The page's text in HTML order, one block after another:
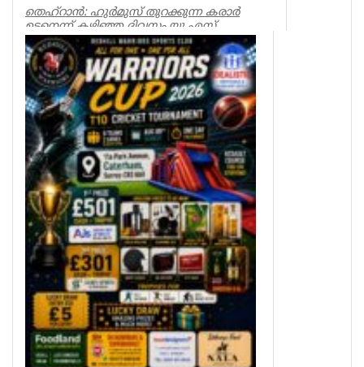
തെഹ്റാൻ: ഹുർമുസ് തുറക്കുന്ന കരാർ
ഉടനെന്ന് കഴിഞ്ഞ ദിവസം യു.എസ്
പ്രസിഡന്റ് ഡോണൾഡ് ട്രംപ് പ്രഖ്യാപിച്ച...
World